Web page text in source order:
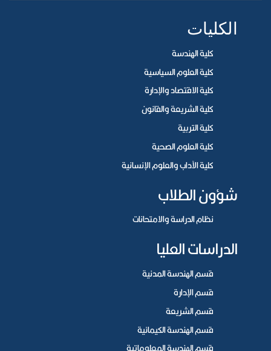
الكليات
كلية الهندسة
كلية العلوم السياسية
كلية الاقتصاد والإدارة
كلية الشريعة والقانون
كلية التربية
كلية العلوم الصحية
كلية الآداب والعلوم الإنسانية
شؤون الطلاب
نظام الدراسة والامتحانات
الدراسات العليا
قسم الهندسة المدنية
قسم الإدارة
قسم الشريعة
قسم الهندسة الكيمائية